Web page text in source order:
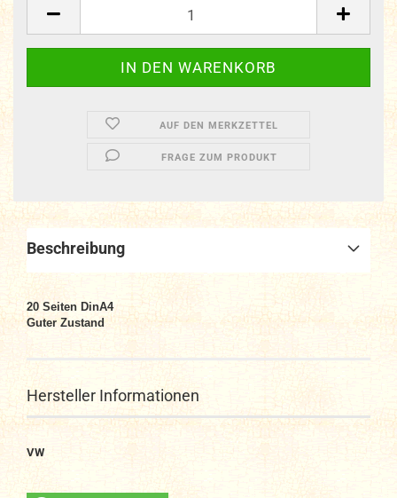
AUF DEN MERKZETTEL
FRAGE ZUM PRODUKT
Beschreibung
20 Seiten DinA4
Guter Zustand
Hersteller Informationen
VW